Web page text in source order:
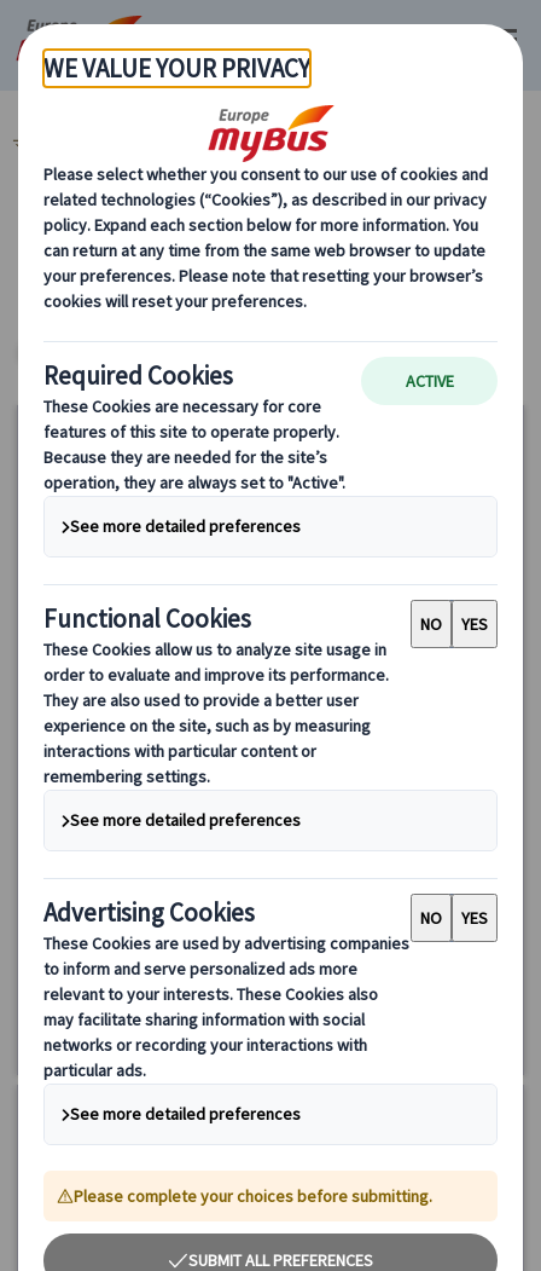
マイバス・ヨーロッパ スペイン (54) バルセロナ (29)
カテゴリーから探す
サグラダ・ファミリア入場＋塔エレベーター｜サン・パウ病院
＆ガウディ通り散策付き 日本語ガイドツアー（午前/午後）
サグラダ・ファミリア入場確約・事前予約済み、日本語ガイド付
きツアー。サン・パウ病院やガウディ通りの外観散策も含まれる
午前/午後プラン。塔のエレベーターで受難の塔へ登り、バルセロ
4.9 (16件)
詳細を見る
🔴【午前プラン】月～金曜日
8/8・9・15・16・22・23、9/12・13・19・20・26・27、10/10・
11・17・18、12/27、1/2・3
(9/11、10/12、12/8・24・25、1/6、およびサグラダ・ファミリア
閉館日を除く)
【限定追加催行日プラン】8/12
🔵【午後プラン】8/23
最小催行人数：1名
3時間